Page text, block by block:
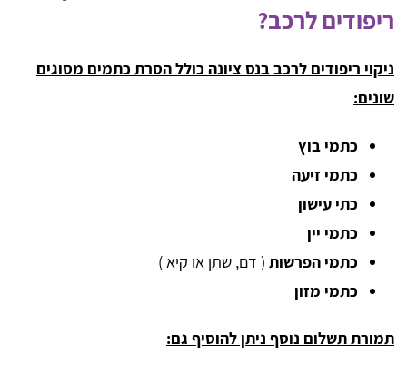
ריפודים לרכב?
ניקוי ריפודים לרכב בנס ציונה כולל הסרת כתמים מסוגים
שונים:
כתמי בוץ
כתמי זיעה
כתי עישון
כתמי יין
כתמי הפרשות ( דם, שתן או קיא )
כתמי מזון
תמורת תשלום נוסף ניתן להוסיף גם: